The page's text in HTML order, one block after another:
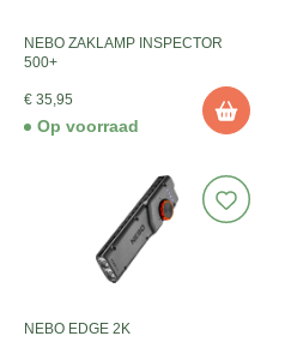
NEBO ZAKLAMP INSPECTOR
500+
€ 35,95
Op voorraad
NEBO EDGE 2K